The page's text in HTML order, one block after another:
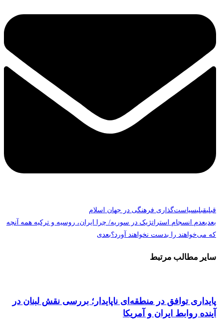
قبلیقبلیسیاست‌گذاری فرهنگی در جهان اسلام
بعدیعدم انسجام استراتژیک در سوریه/ چرا ایران، روسیه و ترکیه همه آنچه
که می‌خواهند را بدست نخواهند آورد؟بعدی
سایر مطالب مرتبط
پایداری توافق در منطقه‌ای ناپایدار؛ بررسی نقش لبنان در
آینده روابط ایران و آمریکا